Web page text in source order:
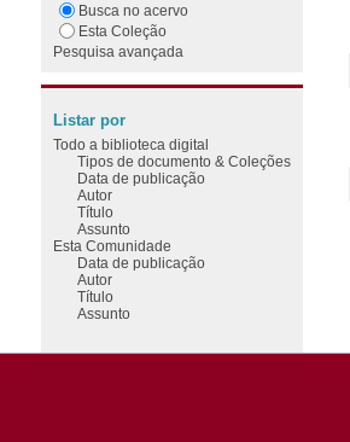
Busca no acervo
Esta Coleção
Pesquisa avançada
Listar por
Todo a biblioteca digital
Tipos de documento & Coleções
Data de publicação
Autor
Título
Assunto
Esta Comunidade
Data de publicação
Autor
Título
Assunto